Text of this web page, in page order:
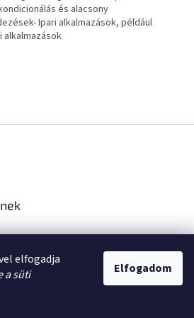
elfogadja
a süti
Elfogadom
és alacsony
Ipari alkalmazások, például